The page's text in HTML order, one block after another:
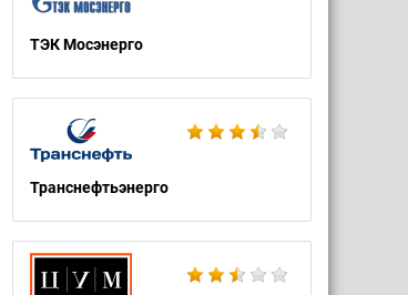
ТЭК Мосэнерго
Транснефтьэнерго